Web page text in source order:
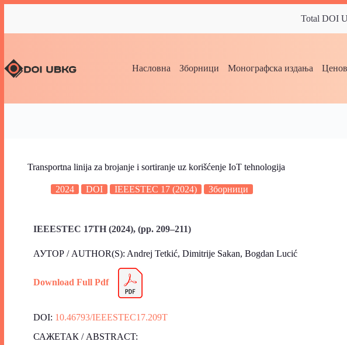
Total DOI
Насловна Зборници Монографска издања
Transportna linija za brojanje i sortiranje uz korišćenje IoT tehnologija
2024 DOI IEEESTEC 17 (2024) Зборници
IEEESTEC 17TH (2024), (pp. 209–211)
АУТОР / AUTHOR(S): Andrej Tetkić, Dimitrije Sakan, Bogdan Lucić
Download Full Pdf
DOI: 10.46793/IEEESTEC17.209T
САЖЕТАК / ABSTRACT: